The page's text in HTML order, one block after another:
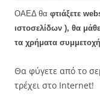
ΟΑΕΔ θα φτιάξετε
ιστοσελίδων ), θα
τα χρήματα
Θα φύγετε από το
τρέχει στο Internet!